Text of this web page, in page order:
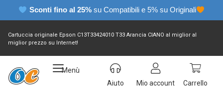
Sconti fino al 25% su Compatibili e 5% su Originali
Cartuccia originale Epson C13T33424010 T33 Arancia CIANO al miglior al
miglior prezzo su Internet!
Menù
Aiuto
Mio account Carrello